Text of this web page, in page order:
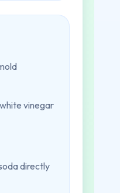
vinegar
directly